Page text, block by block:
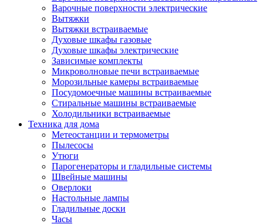
Кронштейны для акустики
Магнитолы
Музыкальные центры
Диктофоны
Домашние кинотеатры
Игровые приставки и аксессуары
Аксессуары к игровым
Музыкальные инструменты
Аксессуары эми
Ди-джейское оборудование
Плееры blu-ray и dvd
Проекционное оборудование
Аксессуары для проекционного
Интерактивные доски
Кронштейны для проекторов
Варочные поверхности электрические
Вытяжки
Вытяжки встраиваемые
Духовые шкафы газовые
Духовые шкафы электрические
Зависимые комплекты
Микроволновые печи встраиваемые
Морозильные камеры встраиваемые
Посудомоечные машины встраиваемые
Стиральные машины встраиваемые
Холодильники встраиваемые
Техника для дома
Метеостанции и термометры
Пылесосы
Утюги
Парогенераторы и гладильные системы
Швейные машины
Оверлоки
Настольные лампы
Гладильные доски
Часы